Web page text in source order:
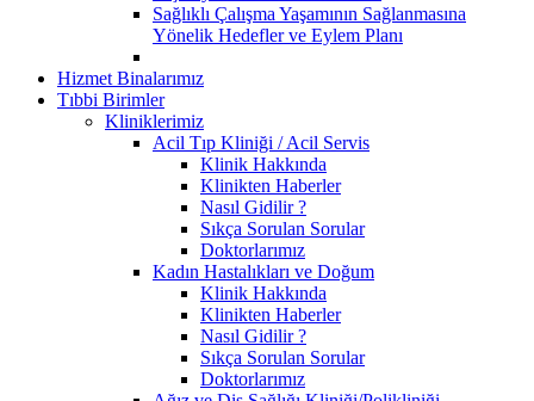
Sağlıklı Çalışma Yaşamının Sağlanmasına
Yönelik Hedefler ve Eylem Planı
Hizmet Binalarımız
Tıbbi Birimler
Kliniklerimiz
Acil Tıp Kliniği / Acil Servis
Klinik Hakkında
Klinikten Haberler
Nasıl Gidilir ?
Sıkça Sorulan Sorular
Doktorlarımız
Kadın Hastalıkları ve Doğum
Klinik Hakkında
Klinikten Haberler
Nasıl Gidilir ?
Sıkça Sorulan Sorular
Doktorlarımız